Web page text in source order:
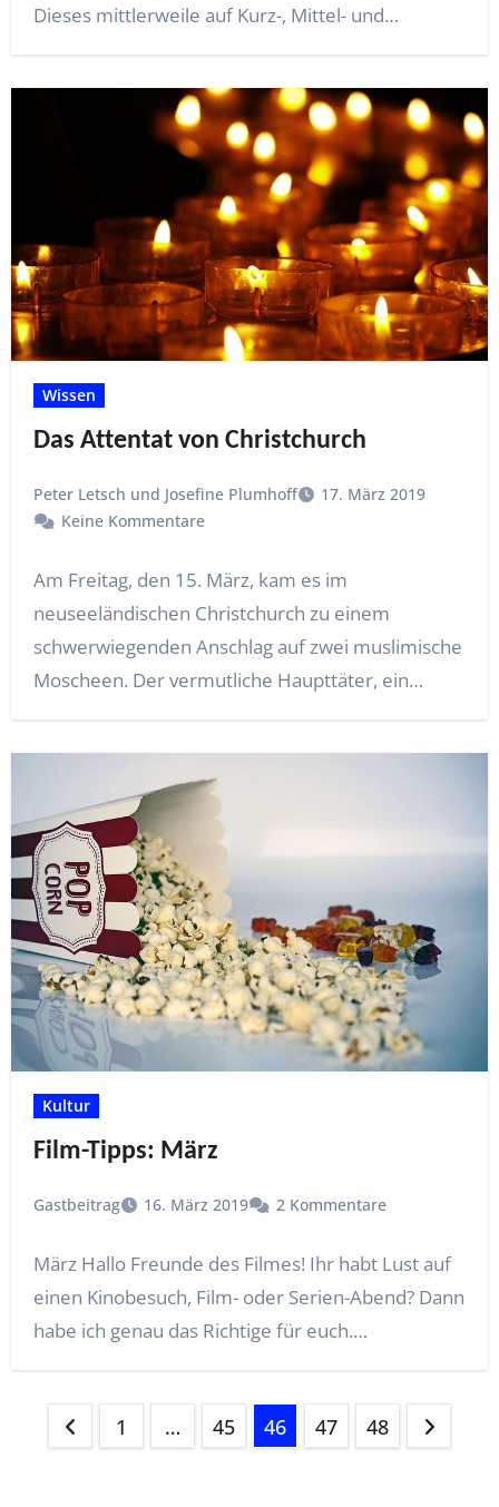
Dieses mittlerweile auf Kurz-, Mittel- und…
Wissen
Das Attentat von Christchurch
Peter Letsch und Josefine Plumhoff
17. März 2019
Keine Kommentare
Am Freitag, den 15. März, kam es im
neuseeländischen Christchurch zu einem
schwerwiegenden Anschlag auf zwei muslimische
Moscheen. Der vermutliche Haupttäter, ein…
Kultur
Film-Tipps: März
Gastbeitrag 16. März 2019 2 Kommentare
März Hallo Freunde des Filmes! Ihr habt Lust auf
einen Kinobesuch, Film- oder Serien-Abend? Dann
habe ich genau das Richtige für euch.…
Seitennummerierung
1 … 45 46 47 48